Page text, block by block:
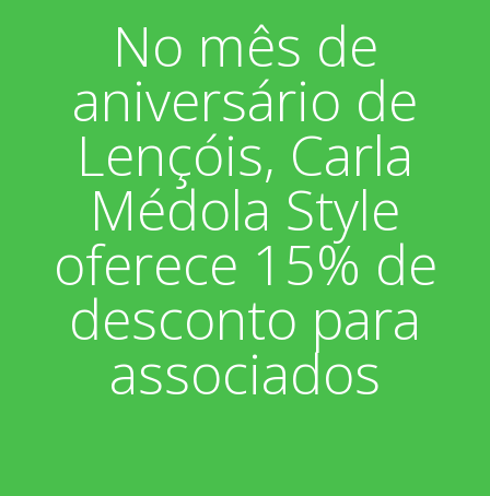
Fotos
Notícias
Vídeos
Associados
Aniversariantes
Boletim Informativo
Extrato do Cartão ASP
Nossos Convênios
Sobre
Diretoria
Nossa História
No mês de
aniversário de
Lençóis, Carla
Médola Style
oferece 15% de
desconto para
associados